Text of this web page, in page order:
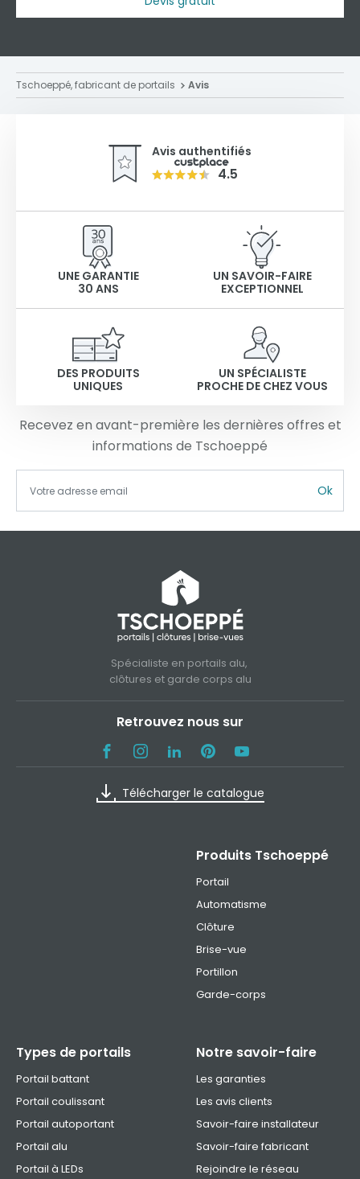
Tschoeppé, fabricant de portails Avis
Avis authentifiés
4.5
UNE GARANTIE
30 ANS
UN SAVOIR-FAIRE
EXCEPTIONNEL
DES PRODUITS
UNIQUES
UN SPÉCIALISTE
PROCHE DE CHEZ VOUS
Recevez en avant-première les dernières offres et
informations de Tschoeppé
Ok
Spécialiste en portails alu,
clôtures et garde corps alu
Retrouvez nous sur
Télécharger le catalogue
Produits Tschoeppé
Portail
Automatisme
Clôture
Brise-vue
Portillon
Garde-corps
Types de portails
Portail battant
Portail coulissant
Portail autoportant
Portail alu
Portail à LEDs
Notre savoir-faire
Les garanties
Les avis clients
Savoir-faire installateur
Savoir-faire fabricant
Rejoindre le réseau